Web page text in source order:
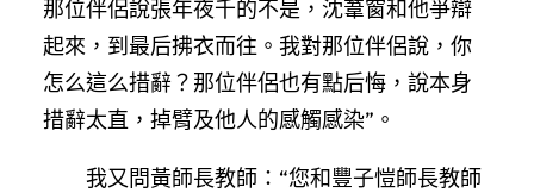
那位伴侶說張年夜千的不是，沈葦窗和他爭辯
起來，到最后拂衣而往。我對那位伴侶說，你
怎么這么措辭？那位伴侶也有點后悔，說本身
措辭太直，掉臂及他人的感觸感染”。
我又問黃師長教師：“您和豐子愷師長教師